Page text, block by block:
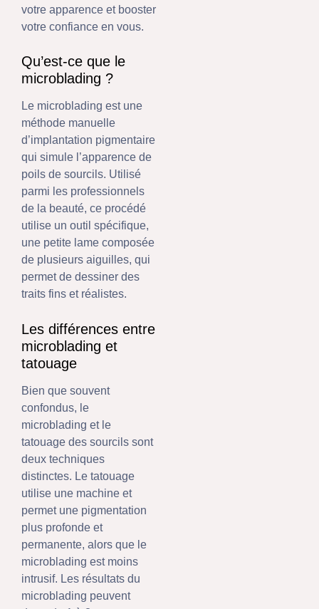
votre apparence et booster
votre confiance en vous.
Qu’est-ce que le
microblading ?
Le microblading est une
méthode manuelle
d’implantation pigmentaire
qui simule l’apparence de
poils de sourcils. Utilisé
parmi les professionnels
de la beauté, ce procédé
utilise un outil spécifique,
une petite lame composée
de plusieurs aiguilles, qui
permet de dessiner des
traits fins et réalistes.
Les différences entre
microblading et
tatouage
Bien que souvent
confondus, le
microblading et le
tatouage des sourcils sont
deux techniques
distinctes. Le tatouage
utilise une machine et
permet une pigmentation
plus profonde et
permanente, alors que le
microblading est moins
intrusif. Les résultats du
microblading peuvent